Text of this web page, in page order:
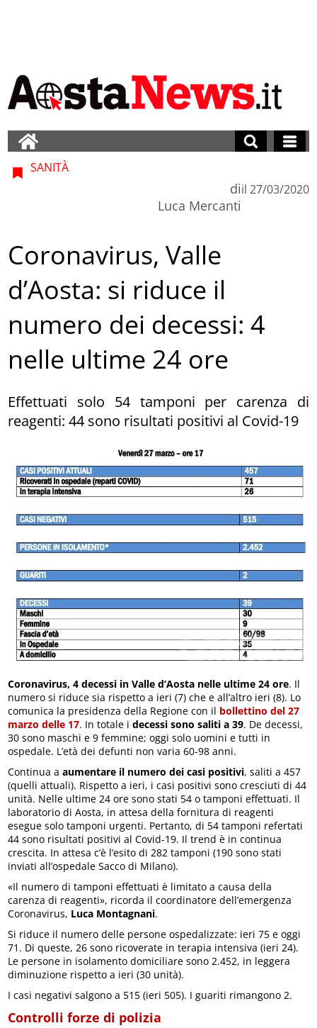
SANITÀ
di
Luca Mercanti
il 27/03/2020
Coronavirus, Valle
d’Aosta: si riduce il
numero dei decessi: 4
nelle ultime 24 ore
Effettuati solo 54 tamponi per carenza di
reagenti: 44 sono risultati positivi al Covid-19
Coronavirus, 4 decessi in Valle d’Aosta nelle ultime 24 ore. Il
numero si riduce sia rispetto a ieri (7) che e all’altro ieri (8). Lo
comunica la presidenza della Regione con il bollettino del 27
marzo delle 17. In totale idecessi sono saliti a 39. De decessi,
30 sono maschi e 9 femmine; oggi solo uomini e tutti in
ospedale. L’età dei defunti non varia 60-98 anni.
Continua aaumentare il numero dei casi positivi, saliti a 457
(quelli attuali). Rispetto a ieri, i casi positivi sono cresciuti di 44
unità. Nelle ultime 24 ore sono stati 54 o tamponi effettuati. Il
laboratorio di Aosta, in attesa della fornitura di reagenti
esegue solo tamponi urgenti. Pertanto, di 54 tamponi refertati
44 sono risultati positivi al Covid-19. Il trend è in continua
crescita. In attesa c’è l’esito di 282 tamponi (190 sono stati
inviati all’ospedale Sacco di Milano).
«Il numero di tamponi effettuati è limitato a causa della
carenza di reagenti», ricorda il coordinatore dell’emergenza
Coronavirus, Luca Montagnani.
Si riduce il numero delle persone ospedalizzate: ieri 75 e oggi
71. Di queste, 26 sono ricoverate in terapia intensiva (ieri 24).
Le persone in isolamento domiciliare sono 2.452, in leggera
diminuzione rispetto a ieri (30 unità).
I casi negativi salgono a 515 (ieri 505). I guariti rimangono 2.
Controlli forze di polizia